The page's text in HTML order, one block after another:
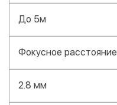
До 5м
Фокусное расстояние
2.8 мм